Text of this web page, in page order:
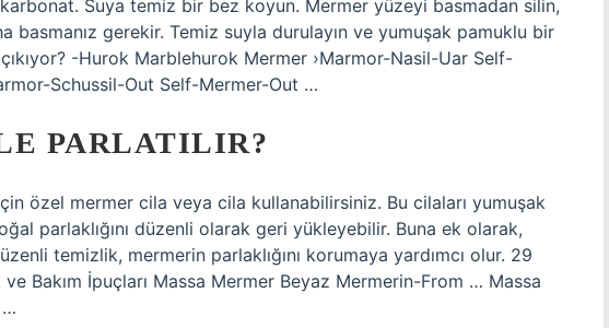
Suya temiz bir bez koyun. Mermer yüzeyi basmadan silin,
basmanız gerekir. Temiz suyla durulayın ve yumuşak pamuklu bir
-Hurok Marblehurok Mermer ›Marmor-Nasil-Uar Self-
Schussil-Out Self-Mermer-Out …
PARLATILIR?
özel mermer cila veya cila kullanabilirsiniz. Bu cilaları yumuşak
parlaklığını düzenli olarak geri yükleyebilir. Buna ek olarak,
temizlik, mermerin parlaklığını korumaya yardımcı olur. 29
Bakım İpuçları Massa Mermer Beyaz Mermerin-From … Massa
…